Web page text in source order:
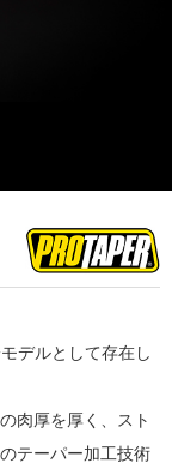
デルとして存在し
肉厚を厚く、スト
テーパー加工技術